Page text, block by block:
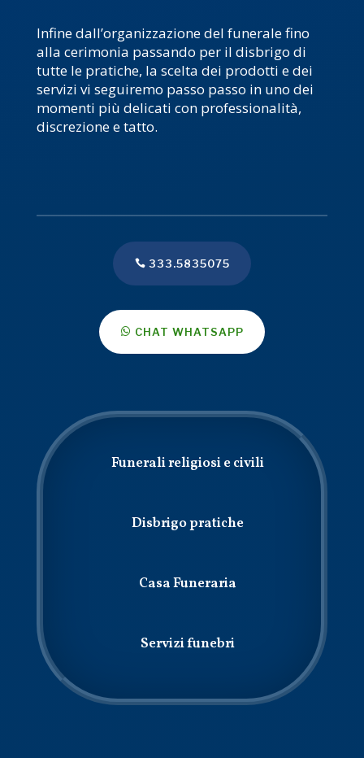
Infine dall’organizzazione del funerale fino
alla cerimonia passando per il disbrigo di
tutte le pratiche, la scelta dei prodotti e dei
servizi vi seguiremo passo passo in uno dei
momenti più delicati con professionalità,
discrezione e tatto.
333.5835075
CHAT WHATSAPP
Funerali religiosi e civili
Disbrigo pratiche
Casa Funeraria
Servizi funebri